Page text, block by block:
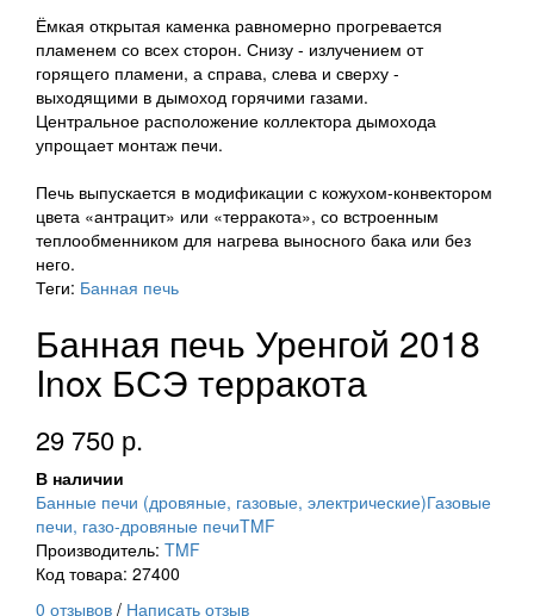
Ёмкая открытая каменка равномерно прогревается
пламенем со всех сторон. Снизу - излучением от
горящего пламени, а справа, слева и сверху -
выходящими в дымоход горячими газами.
Центральное расположение коллектора дымохода
упрощает монтаж печи.
Печь выпускается в модификации с кожухом-конвектором
цвета «антрацит» или «терракота», со встроенным
теплообменником для нагрева выносного бака или без
него.
Теги: Банная печь
Банная печь Уренгой 2018
Inox БСЭ терракота
29 750 р.
В наличии
Банные печи (дровяные, газовые, электрические)Газовые
печи, газо-дровяные печиTMF
Производитель: TMF
Код товара: 27400
0 отзывов / Написать отзыв